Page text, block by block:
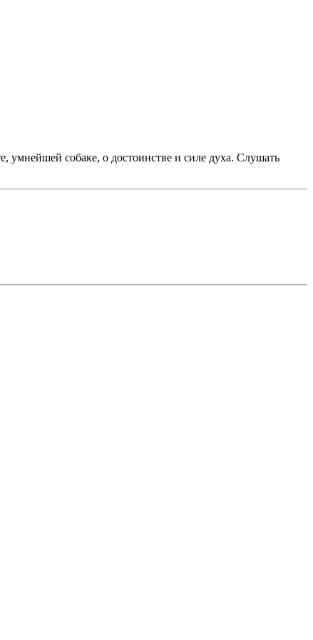
умнейшей собаке, о достоинстве и силе духа. Слушать